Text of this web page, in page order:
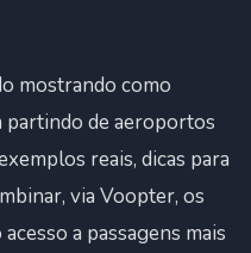
mostrando como
partindo de aeroportos
reais, dicas para
via Voopter, os
a passagens mais